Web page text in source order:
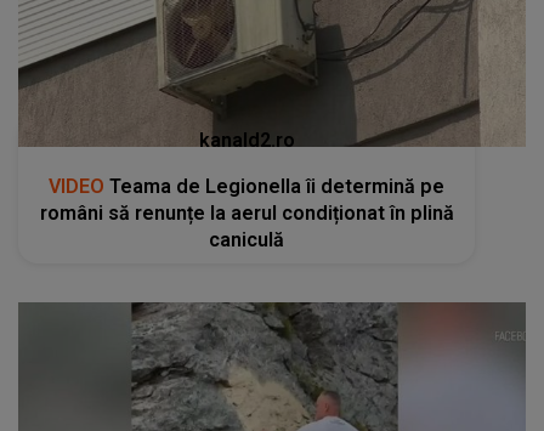
kanald2.ro
VIDEO Teama de Legionella îi determină pe
români să renunțe la aerul condiționat în plină
caniculă